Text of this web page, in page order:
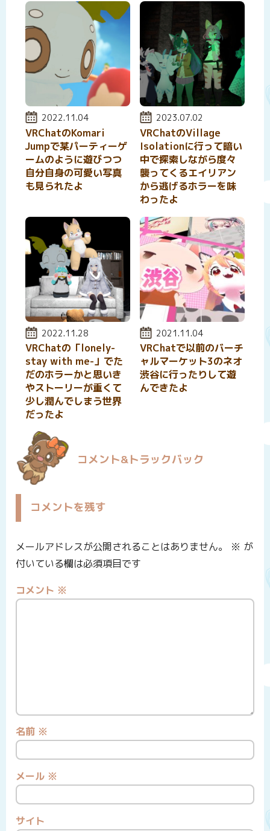
投稿日:
2022.11.04
VRChatのKomari
Jumpで某パーティーゲ
ームのように遊びつつ
自分自身の可愛い写真
も見られたよ
投稿日:
2023.07.02
VRChatのVillage
Isolationに行って暗い
中で探索しながら度々
襲ってくるエイリアン
から逃げるホラーを味
わったよ
投稿日:
2022.11.28
VRChatの「lonely-
stay with me-」でた
だのホラーかと思いき
やストーリーが重くて
少し潤んでしまう世界
だったよ
投稿日:
2021.11.04
VRChatで以前のバーチ
ャルマーケット3のネオ
渋谷に行ったりして遊
んできたよ
コメント&トラックバック
コメントを残す
メールアドレスが公開されることはありません。 ※ が
付いている欄は必須項目です
コメント ※
名前 ※
メール ※
サイト